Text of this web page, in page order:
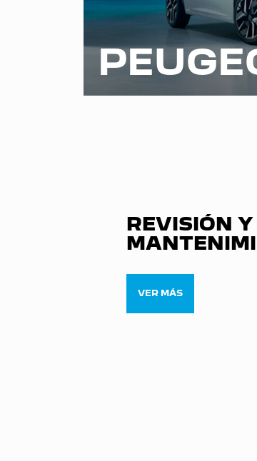
REVISIÓN Y
VER MÁS